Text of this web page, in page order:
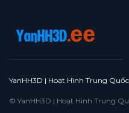
YanHH3D | Hoạt Hình Trung
© YanHH3D | Hoạt Hình Trung